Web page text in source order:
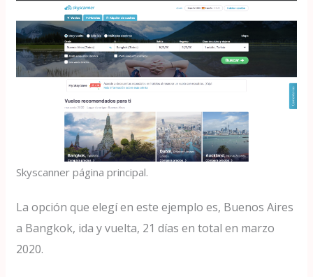
Skyscanner página principal.
La opción que elegí en este ejemplo es, Buenos Aires
a Bangkok, ida y vuelta, 21 días en total en marzo
2020.